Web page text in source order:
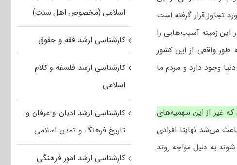
که کشور ما در دفاع مقدس و یا جنگ ۱۲ روزه مورد تجاوز قرار گرفته است
این زمینه آسیب‌هایی را
طور واقعی از این کشور
وجود دارد و مردم ما
غیر از این سهمیه‌های
می‌شد نهایتا افرادی
به دلیل مواجه روند
اسلامی (مخصوص اهل سنت)
کارشناسی ارشد فقه و حقوق
کارشناسی ارشد فلسفه و کلام
اسلامی
کارشناسی ارشد ادیان و عرفان و
تاریخ فرهنگ و تمدن اسلامی
کارشناسی ارشد امور فرهنگی